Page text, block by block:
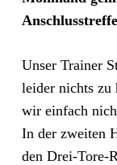
Unser Trainer
leider nichts zu
wir einfach
In der zweiten
den Drei-Tore-